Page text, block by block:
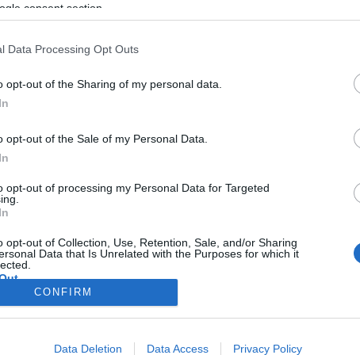
consent section.
Data Processing Opt Outs
opt-out of the Sharing of my personal data.
opt-out of the Sale of my Personal Data.
opt-out of processing my Personal Data for Targeted
opt-out of Collection, Use, Retention, Sale, and/or Sharing
Data that Is Unrelated with the Purposes for which it
allow Google to enable storage related to advertising like cookies on
CONFIRM
Data Deletion Data Access Privacy Policy
Nemzetközi Film és Fotó Műhely célja, hogy az Európa
tartozók bevonására - kapcsolatteremtését
és állókép) segítségével.